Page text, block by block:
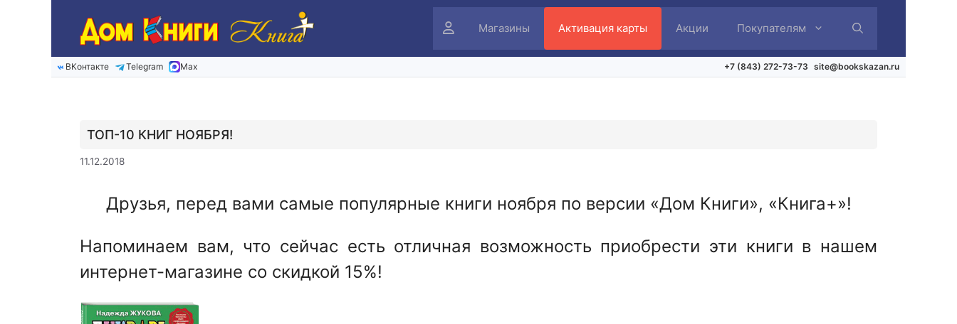
содержимому
ЛичныйМагазины Активация карты Акции Покупателям
ВКонтакте Telegram Max +7 (843) 272-73-73 site@bookskazan.ru
ТОП-10 КНИГ НОЯБРЯ!
11.12.2018
Друзья, перед вами самые популярные книги ноября по версии «Дом Книги», «Книга+»!
Напоминаем вам, что сейчас есть отличная возможность приобрести эти книги в нашем
интернет-магазине со скидкой 15%!